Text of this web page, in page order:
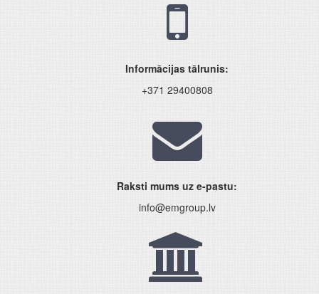
Informācijas tālrunis:
+371 29400808
Raksti mums uz e-pastu:
info@emgroup.lv